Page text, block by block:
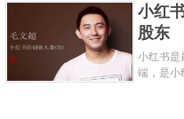
分长的坦克鸭嘴巨型鲶
纪录。2007年，一名18
游泳时被一个神秘水怪
小红
股东
小红书是
端，是小